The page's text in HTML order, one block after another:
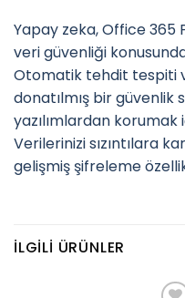
Yapay zeka, Office 365
veri güvenliği
Otomatik tehdit tespiti
donatılmış bir güvenlik
yazılımlardan korumak
Verilerinizi sızıntılara
gelişmiş şifreleme
İLGILI ÜRÜNLER